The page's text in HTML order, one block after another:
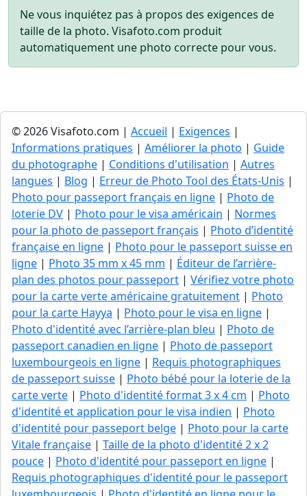
Ne vous inquiétez pas à propos des exigences de
taille de la photo. Visafoto.com produit
automatiquement une photo correcte pour vous.
© 2026 Visafoto.com | Accueil | Exigences |
Informations pratiques | Améliorer la photo | Guide
du photographe | Conditions d'utilisation | Autres
langues | Blog | Erreur de Photo Tool des États-Unis |
Photo pour passeport français en ligne | Photo de
loterie DV | Photo pour le visa américain | Normes
pour la photo de passeport français | Photo d’identité
française en ligne | Photo pour le passeport suisse en
ligne | Photo 35 mm x 45 mm | Éditeur de l’arrière-
plan des photos pour passeport | Vérifiez votre photo
pour la carte verte américaine gratuitement | Photo
pour la carte Hayya | Photo pour le visa en ligne |
Photo d'identité avec l’arrière-plan bleu | Photo de
passeport canadien en ligne | Photo de passeport
luxembourgeois en ligne | Requis photographiques
de passeport suisse | Photo bébé pour la loterie de la
carte verte | Photo d'identité format 3 x 4 cm | Photo
d'identité et application pour le visa indien | Photo
d'identité pour passeport belge | Photo pour la carte
Vitale française | Taille de la photo d'identité 2 x 2
pouce | Photo d'identité pour passeport en ligne |
Requis photographiques d'identité pour le passeport